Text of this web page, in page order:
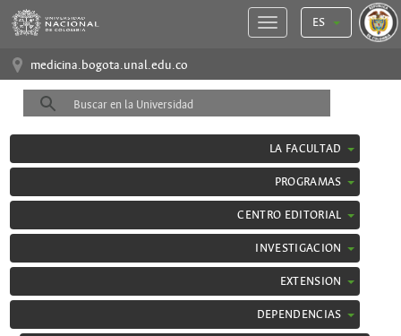
ES
medicina.bogota.unal.edu.co
LA FACULTAD
PROGRAMAS
CENTRO EDITORIAL
INVESTIGACION
EXTENSION
DEPENDENCIAS